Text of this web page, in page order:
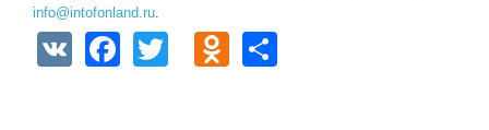
info@intofonland.ru.
V
F
O